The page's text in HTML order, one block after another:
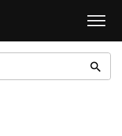
search